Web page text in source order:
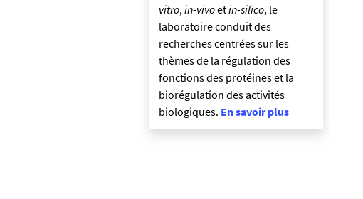
vitro, in-vivoetin-silico, le
laboratoire conduit des
recherches centrées sur les
thèmes de la régulation des
fonctions des protéines et la
biorégulation des activités
biologiques. En savoir plus